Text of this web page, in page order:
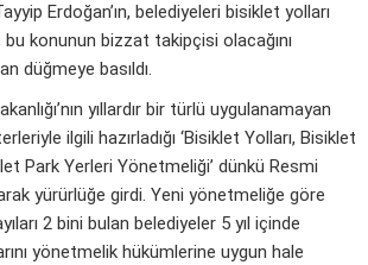
Erdoğan’ın, belediyeleri bisiklet yolları
konunun bizzat takipçisi olacağını
düğmeye basıldı.
yıllardır bir türlü uygulanamayan
ilgili hazırladığı ‘Bisiklet Yolları, Bisiklet
Park Yerleri Yönetmeliği’ dünkü Resmi
yürürlüğe girdi. Yeni yönetmeliğe göre
2 bini bulan belediyeler 5 yıl içinde
yönetmelik hükümlerine uygun hale